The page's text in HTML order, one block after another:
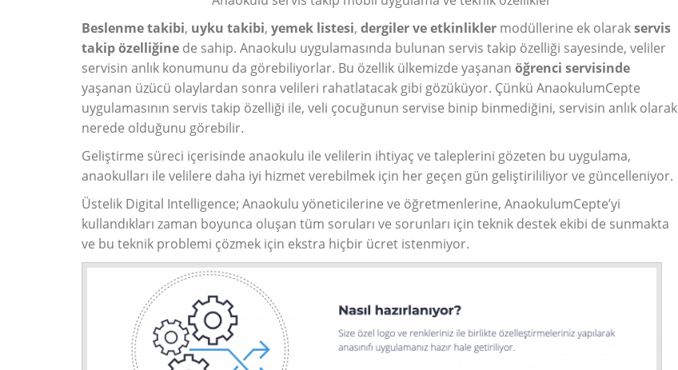
Beslenmetakibi, uyku takibi, yemek listesi, dergiler ve etkinlikler modüllerine ek olarakservis
takipözelliğine de sahip. Anaokulu uygulamasında bulunan servis takip özelliği sayesinde, veliler
servisin anlık konumunu da görebiliyorlar. Bu özellik ülkemizde yaşanan öğrenci servisinde
yaşanan üzücü olaylardan sonra velileri rahatlatacak gibi gözüküyor. Çünkü AnaokulumCepte
uygulamasının servis takip özelliği ile, veli çocuğunun servise binip binmediğini, servisin anlık olarak
nerede olduğunu görebilir.
Geliştirme süreci içerisinde anaokulu ile velilerin ihtiyaç ve taleplerini gözeten bu uygulama,
anaokulları ile velilere daha iyi hizmet verebilmek için her geçen gün geliştirililiyor ve güncelleniyor.
Üstelik Digital Intelligence; Anaokulu yöneticilerine ve öğretmenlerine, AnaokulumCepte’yi
kullandıkları zaman boyunca oluşan tüm soruları ve sorunları için teknik destek ekibi de sunmakta
ve bu teknik problemi çözmek için ekstra hiçbir ücret istenmiyor.